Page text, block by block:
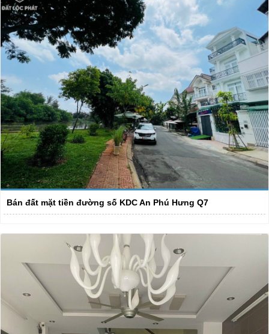
Bán đất mặt tiền đường số KDC An Phú Hưng Q7